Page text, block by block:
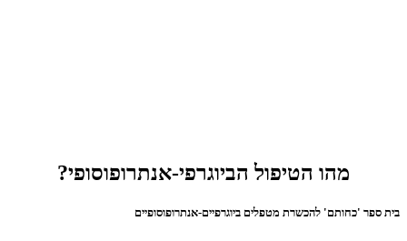
מהו הטיפול הביוגרפי-אנתרופוסופי?
בית ספר 'כחותם' להכשרת מטפלים ביוגרפיים-אנתרופוסופיים